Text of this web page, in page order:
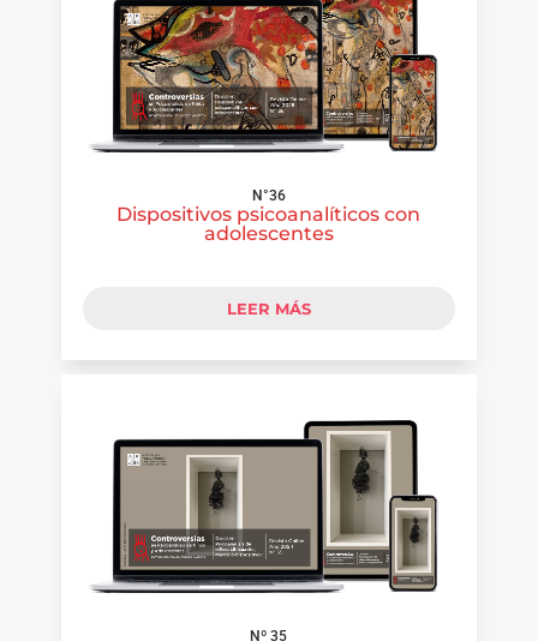
N°36
Dispositivos psicoanalíticos con
adolescentes
LEER MÁS
Nº 35